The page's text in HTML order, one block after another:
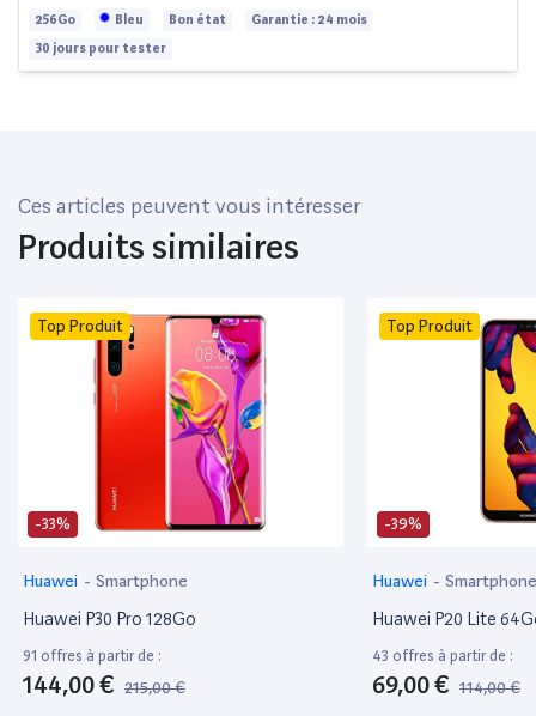
256Go Bleu Bon état
Garantie : 24 mois
30 jours pour tester
Ces articles peuvent vous intéresser
Produits similaires
-33%
Top Produit
Huawei - Smartphone
Huawei P30 Pro 128Go
91 offres à partir de :
144,00 € 215,00 €
-39%
Top Produit
Huawei -
Huawei P20 Lite
43 offres à partir de :
69,00 € 114,00 €